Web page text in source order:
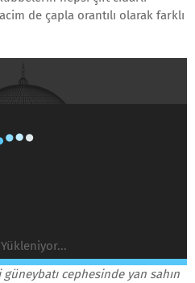
de çapla orantılı olarak farklı
güneybatı cephesinde yan sahın